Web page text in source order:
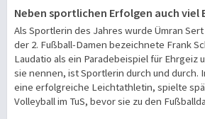
Neben sportlichen Erfolgen auch viel
Als Sportlerin des Jahres wurde Ümran
der 2. Fußball-Damen bezeichnete Frank
Laudatio als ein Paradebeispiel für Ehrgeiz
sie nennen, ist Sportlerin durch und durch.
eine erfolgreiche Leichtathletin, spielte
Volleyball im TuS, bevor sie zu den